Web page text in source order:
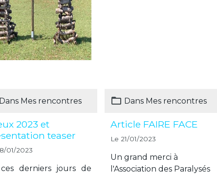
Mes rencontres
2023 et
teaser
01/2023
derniers jours de
Dans Mes rencontres
Article FAIRE FACE
Le 21/01/2023
Un grand merci à
l'Association des Paralysés